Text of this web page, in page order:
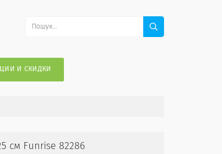
И СКИДКИ
см Funrise 82286